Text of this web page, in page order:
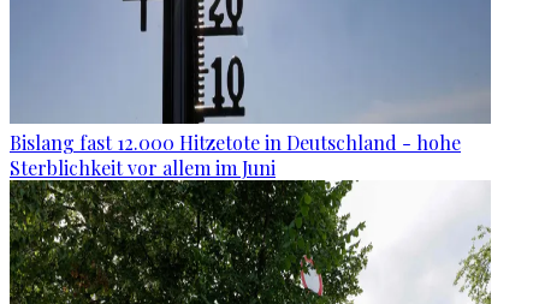
Bislang fast 12.000 Hitzetote in Deutschland - hohe
Sterblichkeit vor allem im Juni